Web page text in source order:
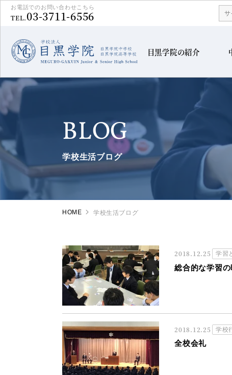
目黒学院の紹介
お電話でのお問い合わせこちら
TEL.03-3711-6556
BLOG
学校生活ブログ
HOME 学校生活ブログ
2018.12.25 学習
総合的な学習の
2018.12.25 学校
全校会礼